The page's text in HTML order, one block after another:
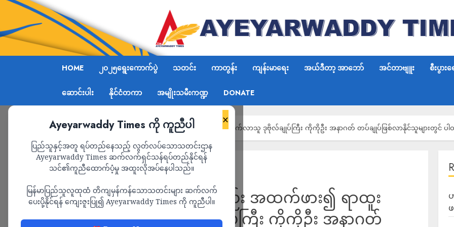
HOME ၂၀၂၅ရွေးကောက်ပွဲ သတင်း ကာတွန်း ကျန်းမာရေး အယ်ဒီတာ့ အာဘော် အင်တာဗျူး စီးပွားရ
ဆောင်းပါး နိုင်ငံတကာ အမျိုးသမီးကဏ္ဍ DONATE
×
Ayeyarwaddy Times ကို ကူညီပါ
ပြည်သူနှင့်အတူ ရပ်တည်နေသည့် လွတ်လပ်သောသတင်းဌာန
Ayeyarwaddy Times ဆက်လက်ရှင်သန်ရပ်တည်နိုင်ရန်
သင်၏ကူညီထောက်ပံ့မှု အထူးလိုအပ်နေပါသည်။
မြန်မာပြည်သူလူထုထံ တိကျမှန်ကန်သောသတင်းများ ဆက်လက်
ပေးပို့နိုင်ရန် ကျေးဇူးပြု၍ Ayeyarwaddy Times ကို ကူညီပါ။
Home စစ်မတိုက်ဖူးသော်လည်း အထက်ဖား၍ ရာထူးတက်လာသူ ဒုဗိုလ်ချုပ်ကြီး ကိုကိုဦး အနာဂတ် တပ်ချုပ်ဖြစ်လာနိုင်သူများတွင် ပါ
သတင်း
စစ်မတိုက်ဖူးသော်လည်း အထက်ဖား၍ ရာထူး
တက်လာသူ ဒုဗိုလ်ချုပ်ကြီး ကိုကိုဦး အနာဂတ်